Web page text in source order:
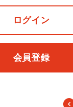
ログイン
会員登録